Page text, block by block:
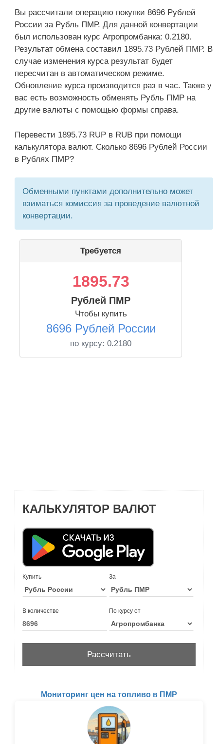
Вы рассчитали операцию покупки 8696 Рублей
России за Рубль ПМР. Для данной конвертации
был использован курс Агропромбанка: 0.2180.
Результат обмена составил 1895.73 Рублей ПМР. В
случае изменения курса результат будет
пересчитан в автоматическом режиме.
Обновление курса производится раз в час. Также у
вас есть возможность обменять Рубль ПМР на
другие валюты с помощью формы справа.
Перевести 1895.73 RUP в RUB при помощи
калькулятора валют. Сколько 8696 Рублей России
в Рублях ПМР?
Обменными пунктами дополнительно может
взиматься комиссия за проведение валютной
конвертации.
Требуется
1895.73
Рублей ПМР
Чтобы купить
8696 Рублей России
по курсу: 0.2180
КАЛЬКУЛЯТОР ВАЛЮТ
Купить За
В количестве По курсу от
Мониторинг цен на топливо в ПМР